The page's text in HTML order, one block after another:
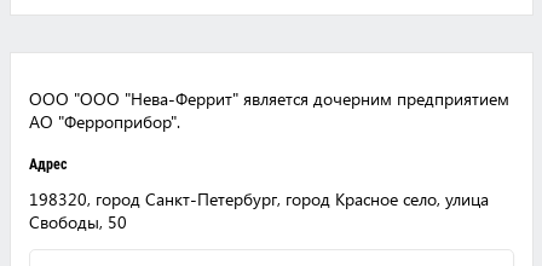
ООО "ООО "Нева-Феррит" является дочерним предприятием
АО "Ферроприбор".
Адрес
198320, город Санкт-Петербург, город Красное село, улица
Свободы, 50